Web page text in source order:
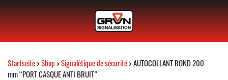
Startseite>Shop>Signalétique de sécurité> AUTOCOLLANT ROND 200
mm “PORT CASQUE ANTI BRUIT”